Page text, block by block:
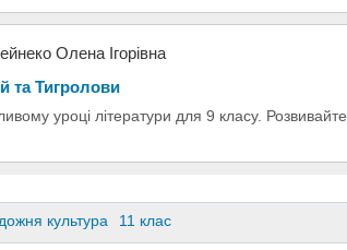
Олена Ігорівна
та Тигролови
уроці літератури для 9 класу. Розвивайте
культура 11 клас